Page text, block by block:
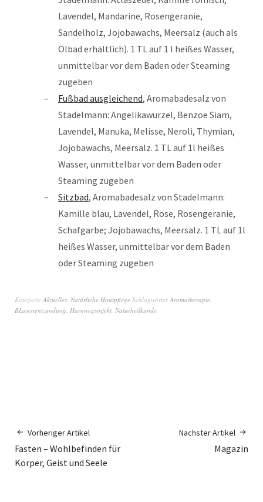
Lavendel, Mandarine, Rosengeranie,
Sandelholz, Jojobawachs, Meersalz (auch als
Ölbad erhältlich). 1 TL auf 1 l heißes Wasser,
unmittelbar vor dem Baden oder Steaming
zugeben
Fußbad ausgleichend, Aromabadesalz von
Stadelmann: Angelikawurzel, Benzoe Siam,
Lavendel, Manuka, Melisse, Neroli, Thymian,
Jojobawachs, Meersalz. 1 TL auf 1l heißes
Wasser, unmittelbar vor dem Baden oder
Steaming zugeben
Sitzbad, Aromabadesalz von Stadelmann:
Kamille blau, Lavendel, Rose, Rosengeranie,
Schafgarbe; Jojobawachs, Meersalz. 1 TL auf 1l
heißes Wasser, unmittelbar vor dem Baden
oder Steaming zugeben
Kategorie Aktuelles, Natürliche Hautpflege SchlagwörterAromatherapie,
BLasenentzündung, Harnwegsinfekt, Naturheilkunde
Vorheriger Artikel
Fasten – Wohlbefinden für
Körper, Geist und Seele
Nächster Artikel
Magazin